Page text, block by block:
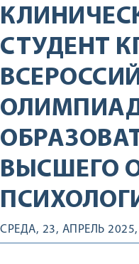
СТУДЕНТ
ВЫСШЕГО
СРЕДА, 23, АПРЕЛЬ 2025,